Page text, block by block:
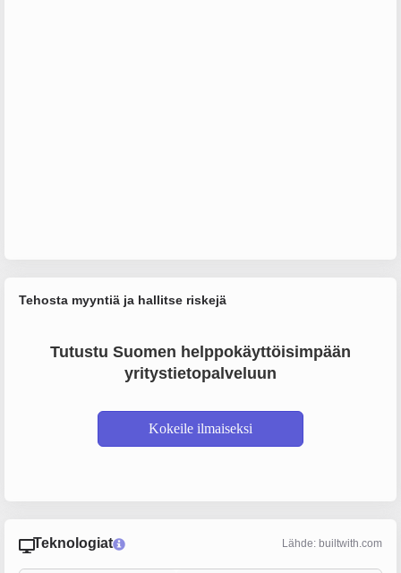
Tehosta myyntiä ja hallitse riskejä
Tutustu Suomen helppokäyttöisimpään
yritystietopalveluun
Kokeile ilmaiseksi
Teknologiat Lähde: builtwith.com